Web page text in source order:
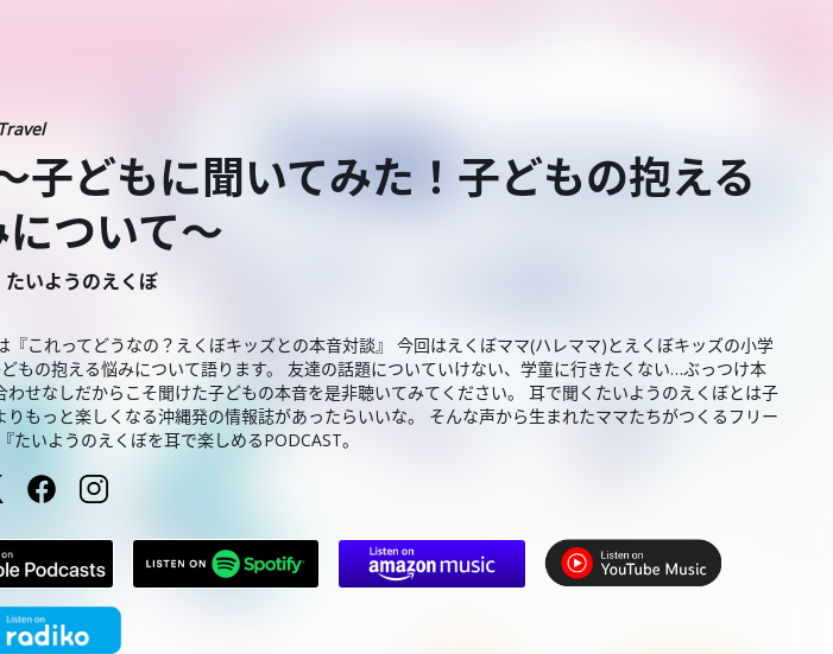
子どもに聞いてみた！子どもの抱える
ついて〜
たいようのえくぼ
『これってどうなの？えくぼキッズとの本音対談』 今回はえくぼママ(ハレママ)とえくぼキッズの小学
もの抱える悩みについて語ります。 友達の話題についていけない、学童に行きたくない…ぶっつけ本
わせなしだからこそ聞けた子どもの本音を是非聴いてみてください。 耳で聞くたいようのえくぼとは子
りもっと楽しくなる沖縄発の情報誌があったらいいな。 そんな声から生まれたママたちがつくるフリー
たいようのえくぼを耳で楽しめるPODCAST。